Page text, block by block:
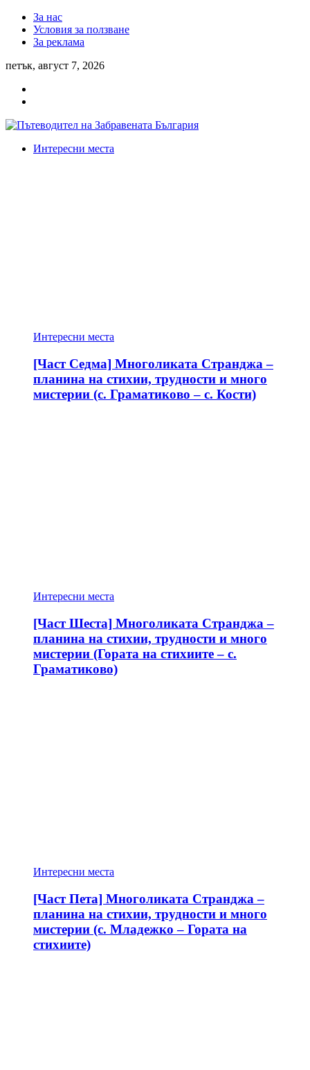
За нас
Условия за ползване
За реклама
петък, август 7, 2026
Интересни места
Интересни места
[Част Седма] Многоликата Странджа –
планина на стихии, трудности и много
мистерии (с. Граматиково – с. Кости)
Интересни места
[Част Шеста] Многоликата Странджа –
планина на стихии, трудности и много
мистерии (Гората на стихиите – с.
Граматиково)
Интересни места
[Част Пета] Многоликата Странджа –
планина на стихии, трудности и много
мистерии (с. Младежко – Гората на
стихиите)